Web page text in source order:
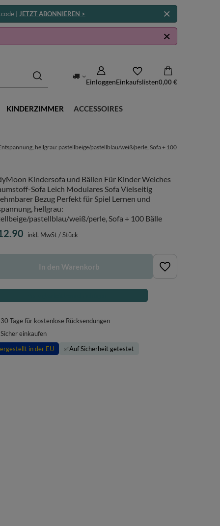
| JETZT ABONNIEREN >
EinloggenEinkaufslisten0,00 €
KINDERZIMMER ACCESSOIRES
hellgrau: pastellbeige/pastellblau/weiß/perle, Sofa + 100
Kindersofa und Bällen Für Kinder Weiches
Sofa Leich Modulares Sofa Vielseitig
Bezug Perfekt für Spiel Lernen und
hellgrau:
pastellblau/weiß/perle, Sofa + 100 Bälle
inkl. MwSt/Stück
In den Warenkorb
30 Tage für kostenlose Rücksendungen
Sicher einkaufen
in der EU ✅Auf Sicherheit getestet